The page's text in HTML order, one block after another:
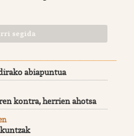
segida
abiapuntua
kontra, herrien ahotsa